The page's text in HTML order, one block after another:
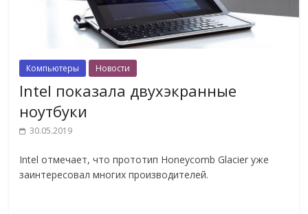
Компьютеры Новости
Intel показала двухэкранные
ноутбуки
30.05.2019
Intel отмечает, что прототип Honeycomb Glacier уже
заинтересовал многих производителей.